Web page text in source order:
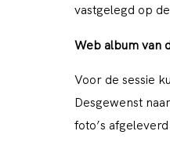
vastgelegd op
Web album van
Voor de sessie
Desgewenst
foto’s